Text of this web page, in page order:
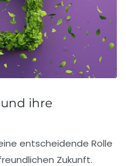
ihre
entscheidende Rolle
Zukunft.